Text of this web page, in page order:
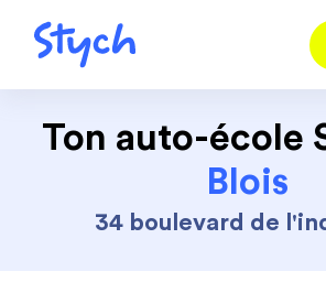
Ton auto-école
Blois
34 boulevard de